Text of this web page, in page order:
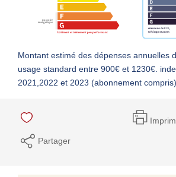
Montant estimé des dépenses annuelles
usage standard entre 900€ et 1230€.
2021,2022 et 2023 (abonnement compris).
Partager